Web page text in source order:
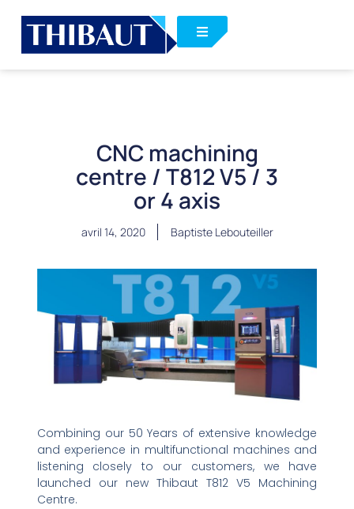
CNC machining
centre / T812 V5 / 3
or 4 axis
avril 14, 2020 Baptiste Lebouteiller
Combining our 50 Years of extensive knowledge
and experience in multifunctional machines and
listening closely to our customers, we have
launched our new Thibaut T812 V5 Machining
Centre.